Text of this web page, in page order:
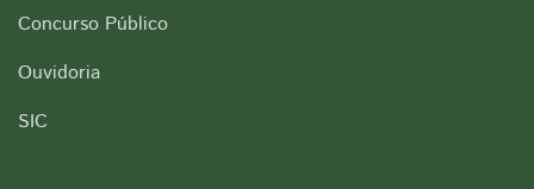
Concurso Público
Ouvidoria
SIC